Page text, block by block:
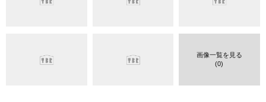
画像一覧を見る
(0)